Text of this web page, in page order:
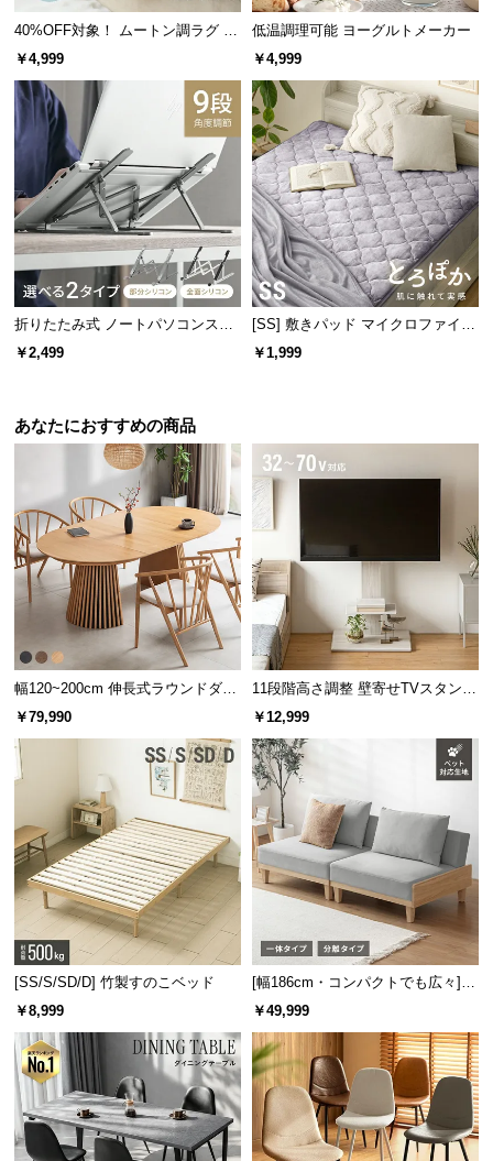
に
つ
い
て
搬
入
経
路
に
つ
い
て
キ
ャ
ル
つ
い
保
証
に
会
員
規
に
つ
い
て
客
40%OFF対象！ ムートン調ラグ 90
×60cm
￥4,999
低温調理可能 ヨーグルトメーカー
￥4,999
折りたたみ式 ノートパソコンスタ
ンド
￥2,499
[SS] 敷きパッド マイクロファイバ
ー
￥1,999
あなたにおすすめの商品
幅120~200cm 伸長式ラウンドダイ
ニングテーブル 6人掛け 天然木突
￥79,990
11段階高さ調整 壁寄せTVスタンド
キャスター付き 上下左右角度調節
￥12,999
[SS/S/SD/D] 竹製すのこベッド
￥8,999
[幅186cm・コンパクトでも広々] 3
人掛けソファベッド リクライニン
￥49,999